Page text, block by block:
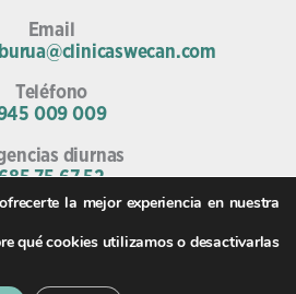
g
r
m
i
Email
Teléfono
009 009
diurnas
75 67 52
la mejor experiencia en nuestra
qué cookies utilizamos o desactivarlas